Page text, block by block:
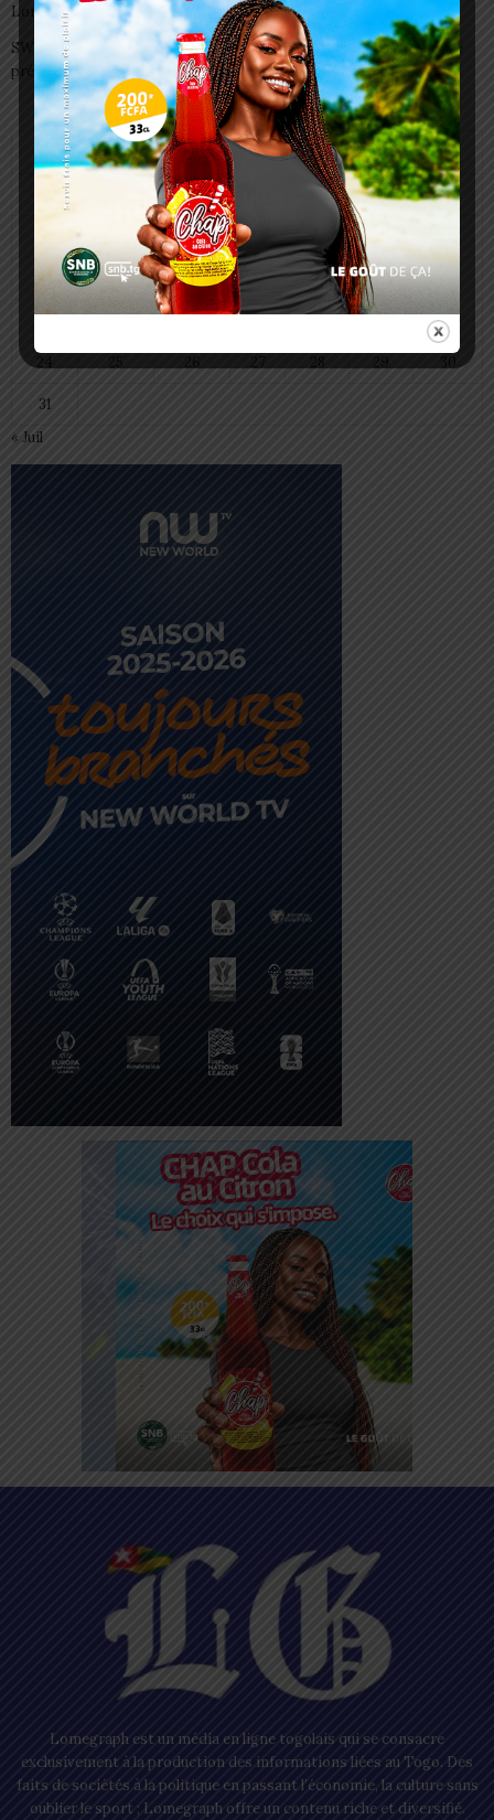
Lomé
SWEDD+ Togo / ECOLE DE LA CHANCE : les maitres-artisans se
préparent à transmettre
août 2026
L M M J V S D
1 2
5 7
10 11 12 13 14 15 16
17 18 19 20 21 22 23
31
« Juil
Lomegraph est un média en ligne togolais qui se consacre
exclusivement à la production des informations liées au Togo. Des
faits de sociétés à la politique en passant l’économie, la culture sans
oublier le sport ; Lomegraph offre un contenu riche et diversifié.